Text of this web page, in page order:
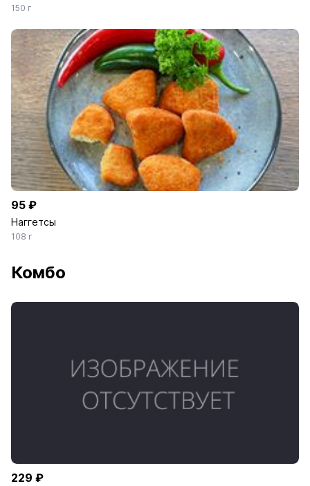
150 г
95 ₽
Наггетсы
108 г
Комбо
229 ₽